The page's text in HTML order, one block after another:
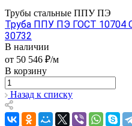
Трубы стальные ППУ ПЭ
Труба ППУ ПЭ ГОСТ 10704
30732
В наличии
от 50 546 ₽/м
В корзину
Назад к списку